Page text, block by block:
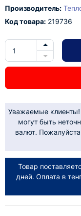
Производитель:
Код товара: 219736
Уважаемые
могут быть
валют.
Товар
дней. Оплата в